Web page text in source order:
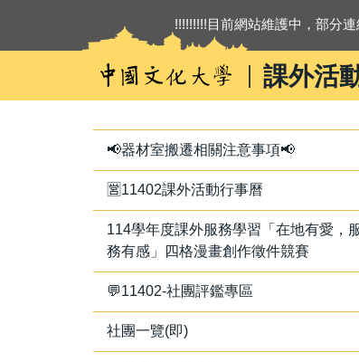
內
課外活
!!!!!!!!!目前網站維護中，部分
📢器材室搬遷相關注意事項📢
🈺11402課外活動行事曆
114學年度課外服務學習「在地有愛，
務有感」四格漫畫創作徵件競賽
💬11402-社團評鑑專區
社團一覽(即)